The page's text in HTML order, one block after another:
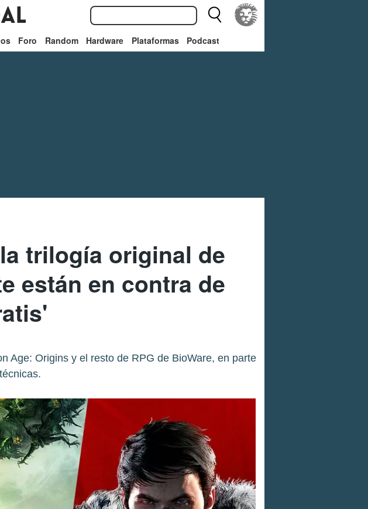
Foro Random Hardware Plataformas Podcast
trilogía original de
están en contra de
Age: Origins y el resto de RPG de BioWare, en parte